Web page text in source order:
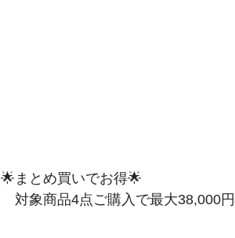
🌟まとめ買いでお得🌟
対象商品4点ご購入で最大38,000円